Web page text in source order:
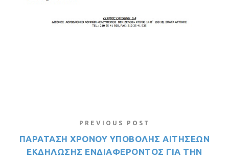
PREVIOUS POST
ΠΑΡΑΤΑΣΗ ΧΡΟΝΟΥ ΥΠΟΒΟΛΗΣ ΑΙΤΗΣΕΩΝ
ΕΚΔΗΛΩΣΗΣ ΕΝΔΙΑΦΕΡΟΝΤΟΣ ΓΙΑ ΤΗΝ